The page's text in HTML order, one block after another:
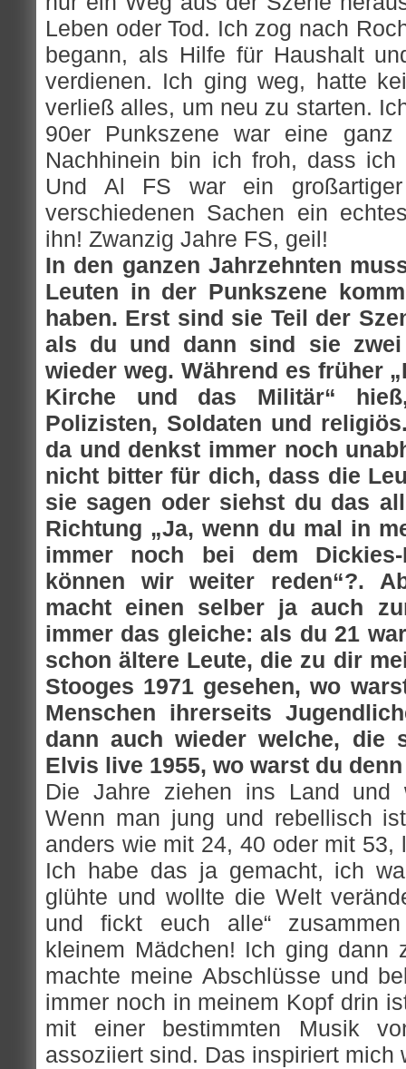
Leben oder Tod. Ich zog nach
begann, als Hilfe für Haushalt
verdienen. Ich ging weg, hatte
verließ alles, um neu zu starten.
90er Punkszene war eine ganz
Nachhinein bin ich froh, dass
Und Al FS war ein
verschiedenen Sachen ein
ihn! Zwanzig Jahre FS, geil!
In den ganzen Jahrzehnten
Leuten in der Punkszene
haben. Erst sind sie Teil der
als du und dann sind sie
wieder weg. Während es früher
Kirche und das Militär“
Polizisten, Soldaten und
da und denkst immer noch
nicht bitter für dich, dass die
sie sagen oder siehst du das
Richtung „Ja, wenn du mal in
immer noch bei dem
können wir weiter reden“?.
macht einen selber ja auch
immer das gleiche: als du 21
schon ältere Leute, die zu dir
Stooges 1971 gesehen, wo
Menschen ihrerseits
dann auch wieder welche, die
Elvis live 1955, wo warst du
Die Jahre ziehen ins Land und
Wenn man jung und rebellisch
anders wie mit 24, 40 oder mit 53,
Ich habe das ja gemacht, ich
glühte und wollte die Welt
und fickt euch alle“
kleinem Mädchen! Ich ging dann
machte meine Abschlüsse und
immer noch in meinem Kopf drin
mit einer bestimmten Musik
assoziiert sind. Das inspiriert mich